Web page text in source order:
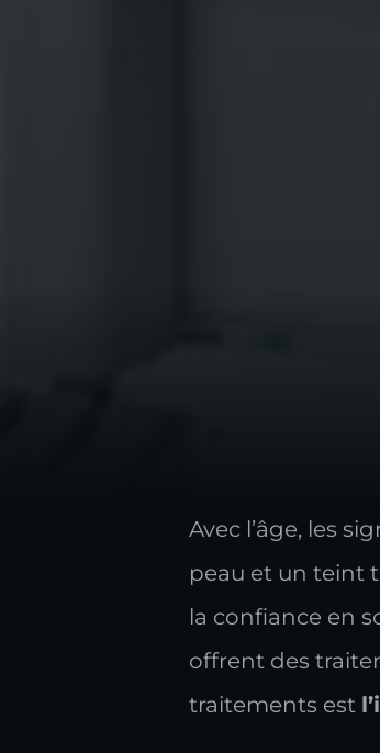
Avec l’âge, les
peau et un teint
la confiance en
offrent des
traitements est